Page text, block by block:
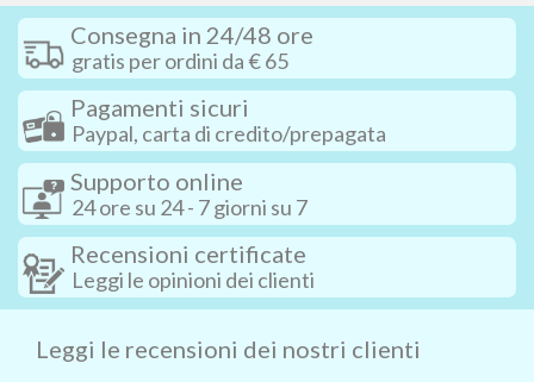
Consegna in 24/48 ore
gratis per ordini da € 65
Pagamenti sicuri
Paypal, carta di credito/prepagata
Supporto online
24 ore su 24 - 7 giorni su 7
Recensioni certificate
Leggi le opinioni dei clienti
Leggi le recensioni dei nostri clienti